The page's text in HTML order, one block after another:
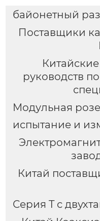
байонетный
Поставщики
руководств
Модульная
испытание и
Китай
Серия T с